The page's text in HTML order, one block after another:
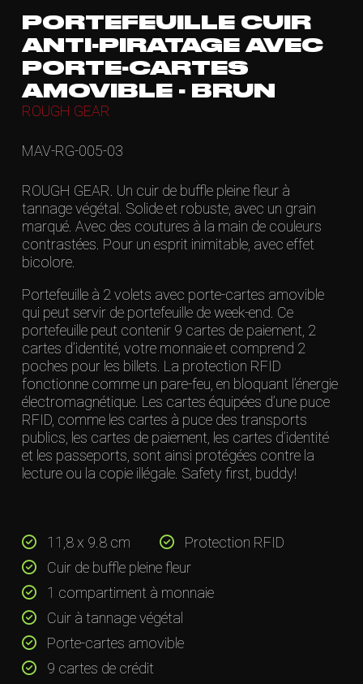
PORTEFEUILLE CUIR
ANTI-PIRATAGE AVEC
PORTE-CARTES
AMOVIBLE - BRUN
ROUGH GEAR
MAV-RG-005-03
ROUGH GEAR. Un cuir de buffle pleine fleur à
tannage végétal. Solide et robuste, avec un grain
marqué. Avec des coutures à la main de couleurs
contrastées. Pour un esprit inimitable, avec effet
bicolore.
Portefeuille à 2 volets avec porte-cartes amovible
qui peut servir de portefeuille de week-end. Ce
portefeuille peut contenir 9 cartes de paiement, 2
cartes d’identité, votre monnaie et comprend 2
poches pour les billets. La protection RFID
fonctionne comme un pare-feu, en bloquant l’énergie
électromagnétique. Les cartes équipées d’une puce
RFID, comme les cartes à puce des transports
publics, les cartes de paiement, les cartes d’identité
et les passeports, sont ainsi protégées contre la
lecture ou la copie illégale. Safety first, buddy!
11,8 x 9.8 cm
Protection RFID
Cuir de buffle pleine fleur
1 compartiment à monnaie
Cuir à tannage végétal
Porte-cartes amovible
9 cartes de crédit